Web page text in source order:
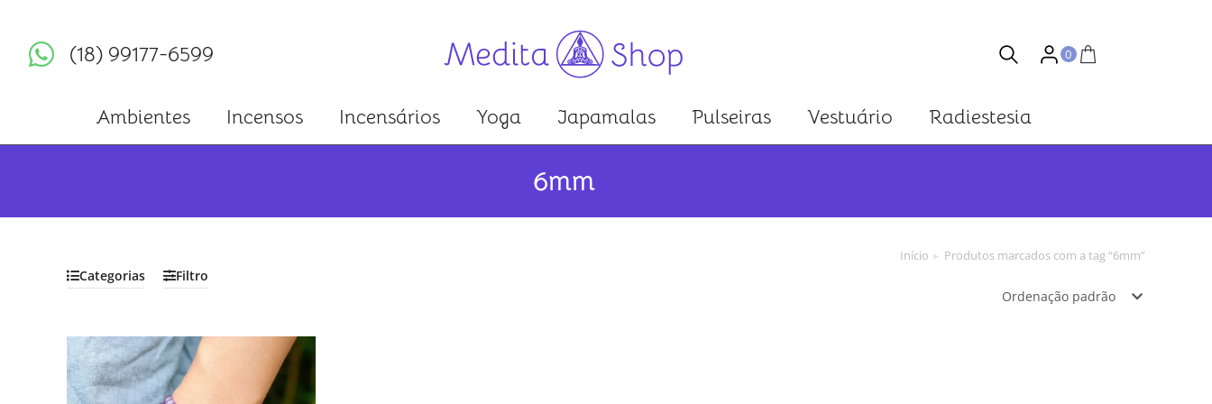
(18) 99177-6599 0
Ambientes Incensos Incensários Yoga Japamalas Pulseiras Vestuário Radiestesia
6mm
Categorias Filtro
Você está aqui:
Início Produtos marcados com a tag “6mm”